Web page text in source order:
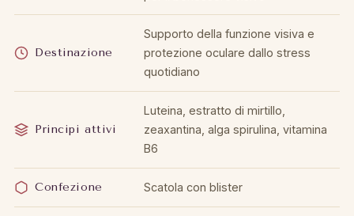
Destinazione
Supporto della funzione visiva e
protezione oculare dallo stress
quotidiano
Principi attivi
Luteina, estratto di mirtillo,
zeaxantina, alga spirulina, vitamina
B6
Confezione Scatola con blister